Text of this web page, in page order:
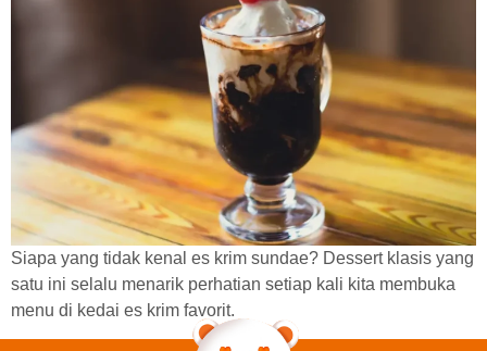
Siapa yang tidak kenal es krim sundae? Dessert klasis yang
satu ini selalu menarik perhatian setiap kali kita membuka
menu di kedai es krim favorit.